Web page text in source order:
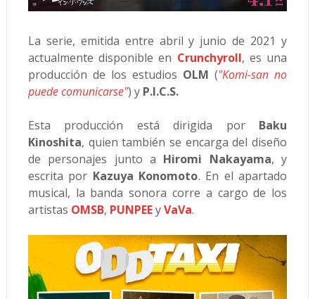
La serie, emitida entre abril y junio de 2021 y
actualmente disponible en Crunchyroll, es una
producción de los estudios OLM ("Komi-san no
puede comunicarse") y P.I.C.S.
Esta producción está dirigida por Baku
Kinoshita, quien también se encarga del diseño
de personajes junto a Hiromi Nakayama, y
escrita por Kazuya Konomoto. En el apartado
musical, la banda sonora corre a cargo de los
artistas OMSB, PUNPEEyVaVa.